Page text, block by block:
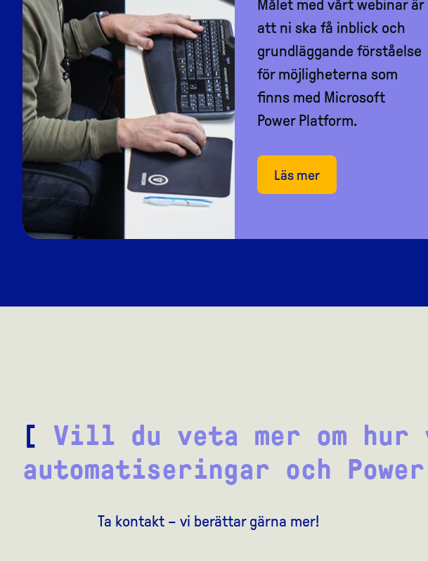
Målet med vårt webinar är
att ni ska få inblick och
grundläggande förståelse
för möjligheterna som
finns med Microsoft
Power Platform.
Läs mer
[ Vill du veta mer om
automatiseringar och
Ta kontakt – vi berättar gärna mer!